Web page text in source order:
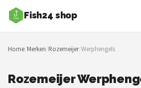
Fish24 shop
Zoeken
NAVIGATIE
Home/Merken/Rozemeijer/Werphengels
Rozemeijer